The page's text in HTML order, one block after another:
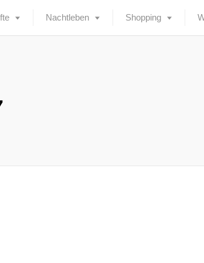
Nachtleben Shopping